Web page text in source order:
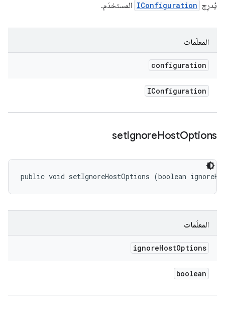
يُدرِج IConfiguration المستخدَم.
المعلَمات
configuration
IConfiguration
setIgnoreHostOptions
public void setIgnoreHostOptions (boolean
المعلَمات
ignoreHostOptions
boolean